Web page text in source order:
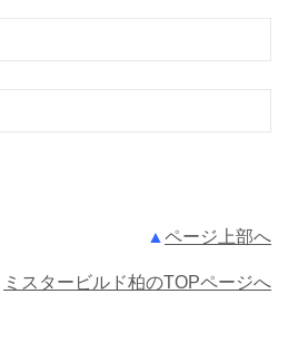
▲ ページ上部へ
ミスタービルド柏のTOPページへ